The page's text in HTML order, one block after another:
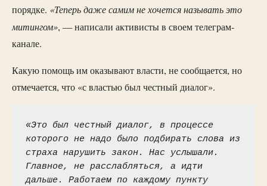
порядке. «Теперь даже самим не хочется называть это
митингом», — написали активисты в своем телеграм-
канале.
Какую помощь им оказывают власти, не сообщается, но
отмечается, что «с властью был честный диалог».
«Это был честный диалог, в процессе
которого не надо было подбирать слова из
страха нарушить закон. Нас услышали.
Главное, не расслабляться, а идти
дальше. Работаем по каждому пункту